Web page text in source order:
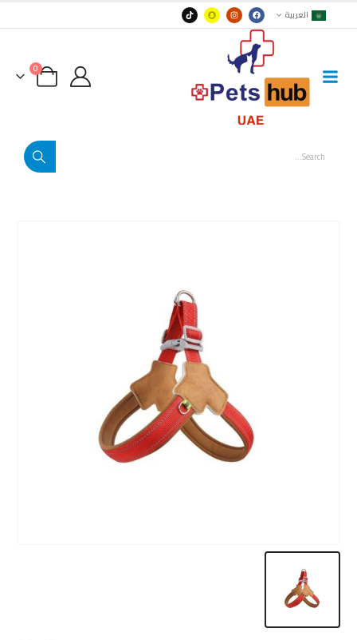
العربية
0